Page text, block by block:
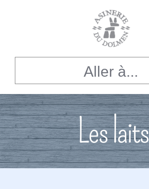
Aller à...
Les laits